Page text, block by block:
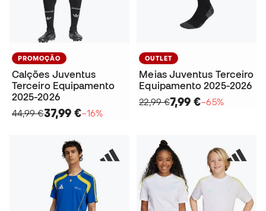
PROMOÇÃO
Calções Juventus
Terceiro Equipamento
2025-2026
44,99 €37,99 €−16%
OUTLET
Meias Juventus Terceiro
Equipamento 2025-2026
22,99 €7,99 €−65%